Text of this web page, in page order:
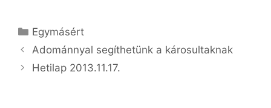
Kategória
Egymásért
Adománnyal segíthetünk a károsultaknak
Hetilap 2013.11.17.